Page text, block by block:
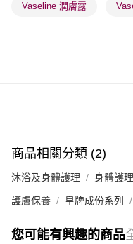
物流公司進行物流配送
取。逾期會取消訂單，並
每筆HK$20.00，滿
澳門地區配送 - 確認發貨後
Vaseline 潤膚露
商品相關分類 (2)
沐浴及身體護理 身體護理
護膚保養 皇牌成份系列
您可能有興趣的商品